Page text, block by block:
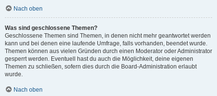
Nach oben
Was sind geschlossene Themen?
Geschlossene Themen sind Themen, in denen nicht mehr geantwortet werden
kann und bei denen eine laufende Umfrage, falls vorhanden, beendet wurde.
Themen können aus vielen Gründen durch einen Moderator oder Administrator
gesperrt werden. Eventuell hast du auch die Möglichkeit, deine eigenen
Themen zu schließen, sofern dies durch die Board-Administration erlaubt
wurde.
Nach oben